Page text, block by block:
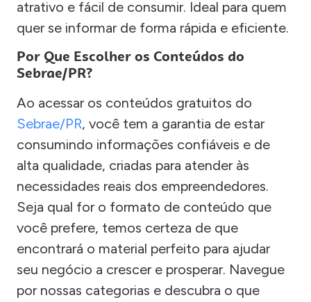
atrativo e fácil de consumir. Ideal para quem
quer se informar de forma rápida e eficiente.
Por Que Escolher os Conteúdos do
Sebrae/PR?
Ao acessar os conteúdos gratuitos do
Sebrae/PR, você tem a garantia de estar
consumindo informações confiáveis e de
alta qualidade, criadas para atender às
necessidades reais dos empreendedores.
Seja qual for o formato de conteúdo que
você prefere, temos certeza de que
encontrará o material perfeito para ajudar
seu negócio a crescer e prosperar. Navegue
por nossas categorias e descubra o que